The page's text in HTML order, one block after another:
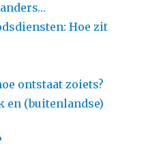
Hoe zit
ontstaat zoiets?
en (buitenlandse)